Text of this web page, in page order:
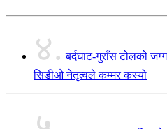
४. बर्दघाट-गुराँस टोलको
सिडीओ नेतृत्वले कम्मर कस्यो